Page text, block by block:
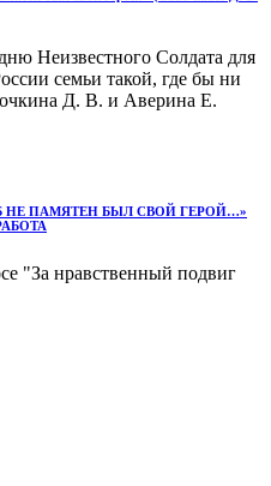
Неизвестного Солдата для
семьи такой, где бы ни
Д. В. и Аверина Е.
НЕ ПАМЯТЕН БЫЛ СВОЙ ГЕРОЙ…»
"За нравственный подвиг